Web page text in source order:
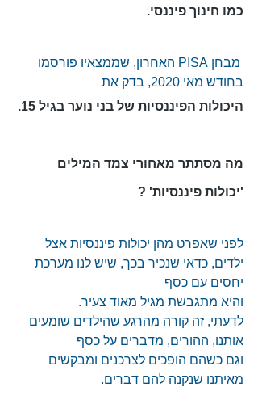
כמו חינוך פיננסי.
מבחן PISA האחרון, שממצאיו פורסמו
בחודש מאי 2020, בדק את
היכולות הפיננסיות של בני נוער בגיל 15
.
מה מסתתר מאחורי צמד המילים
'יכולות פיננסיות' ?
לפני שאפרט מהן יכולות פיננסיות אצל
ילדים, כדאי שנכיר בכך, שיש לנו מערכת
יחסים עם כסף
והיא מתגבשת מגיל מאוד צעיר.
לדעתי, זה קורה מהרגע שהילדים שומעים
אותנו, ההורים, מדברים על כסף
וגם כשהם הופכים לצרכנים ומבקשים
מאיתנו שנקנה להם דברים.